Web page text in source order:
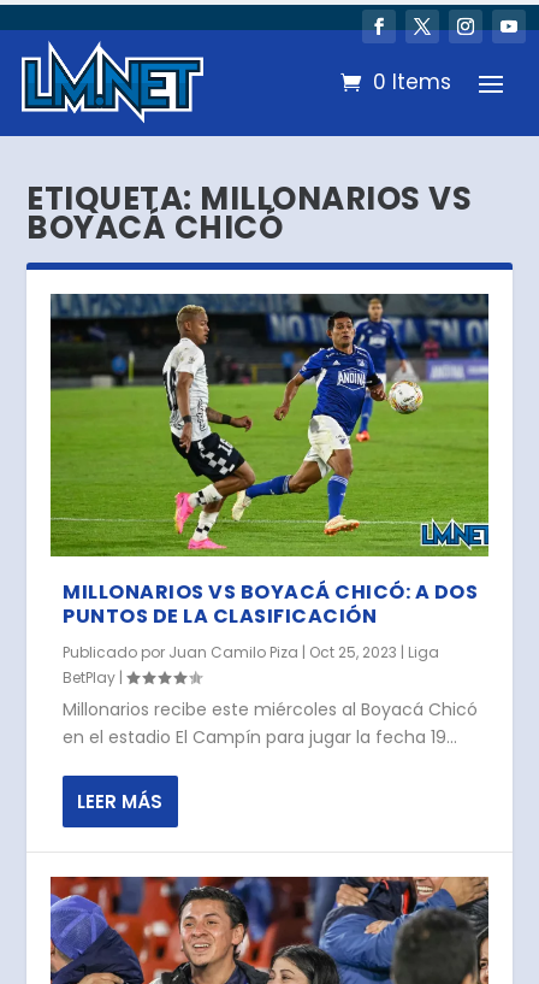
0 Items
ETIQUETA: MILLONARIOS VS
BOYACÁ CHICÓ
MILLONARIOS VS BOYACÁ CHICÓ: A DOS
PUNTOS DE LA CLASIFICACIÓN
Publicado por Juan Camilo Piza | Oct 25, 2023 | Liga
BetPlay |
Millonarios recibe este miércoles al Boyacá Chicó
en el estadio El Campín para jugar la fecha 19...
LEER MÁS